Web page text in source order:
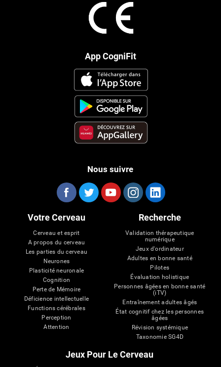
App CogniFit
Nous suivre
Votre Cerveau
Cerveau et esprit
A propos du cerveau
Les parties du cerveau
Neurones
Plasticité neuronale
Cognition
Perte de Mémoire
Déficience intellectuelle
Functions cérébrales
Perception
Attention
Recherche
Validation thérapeutique
numérique
Jeux d'ordinateur
Adultes en bonne santé
Pilotes
Évaluation holistique
Personnes âgées en bonne santé
(iTV)
Entraînement adultes âgés
État cognitif chez les personnes
âgées
Révision systémique
Taxonomie SG4D
Jeux Pour Le Cerveau